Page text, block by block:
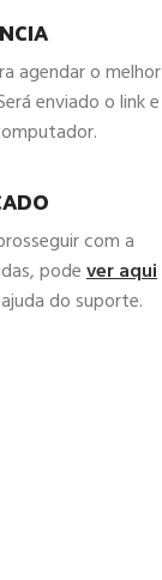
agendar o melhor
enviado o link e
com a
podever aqui
do suporte.